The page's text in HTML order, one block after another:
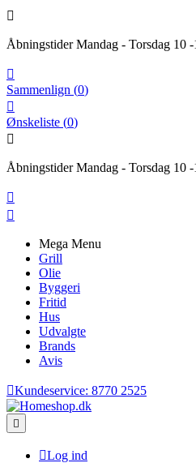

Åbningstider Mandag - Torsdag 10

Sammenlign (0)

Ønskeliste (0)

Åbningstider Mandag - Torsdag 10


Mega Menu
Grill
Olie
Byggeri
Fritid
Hus
Udvalgte
Brands
Avis
Kundeservice: 8770 2525

Log ind